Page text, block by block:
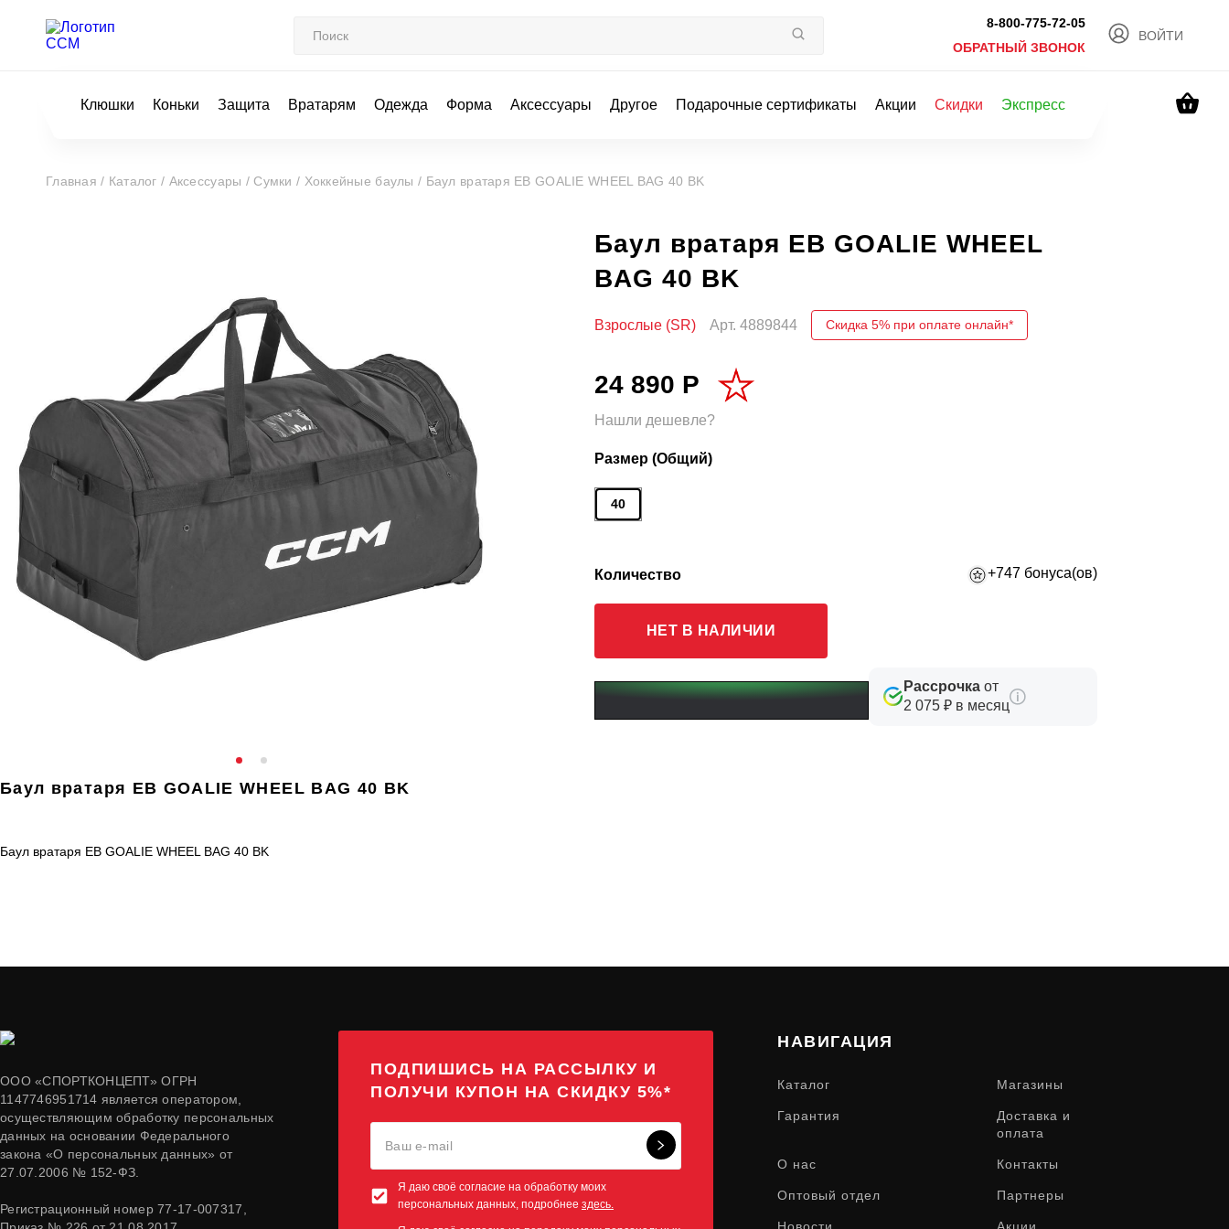
8-800-775-72-05
ОБРАТНЫЙ ЗВОНОК
ВОЙТИ
Клюшки Коньки Защита Вратарям Одежда Форма Аксессуары Другое Подарочные сертификаты Акции Скидки Экспресс
Главная / Каталог / Аксессуары / Сумки / Хоккейные баулы / Баул вратаря EB GOALIE WHEEL BAG 40 BK
Баул вратаря EB GOALIE WHEEL
BAG 40 BK
Взрослые (SR) Арт. 4889844 Скидка 5% при оплате онлайн*
24 890 Р
Нашли дешевле?
Размер (Общий)
40
Количество +747 бонуса(ов)
НЕТ В НАЛИЧИИ
Рассрочка от
2 075 ₽ в месяц
Баул вратаря EB GOALIE WHEEL BAG 40 BK
Баул вратаря EB GOALIE WHEEL BAG 40 BK
ООО «СПОРТКОНЦЕПТ» ОГРН
1147746951714 является оператором,
осуществляющим обработку персональных
данных на основании Федерального
закона «О персональных данных» от
27.07.2006 № 152-ФЗ.
Регистрационный номер 77-17-007317,
ПОДПИШИСЬ НА РАССЫЛКУ И
ПОЛУЧИ КУПОН НА СКИДКУ 5%*
Я даю своё согласие на обработку моих
персональных данных, подробнее здесь.
НАВИГАЦИЯ
Каталог Магазины
Гарантия
Доставка и
оплата
О нас Контакты
Оптовый отдел Партнеры